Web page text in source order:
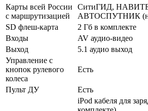
Карты всей России
с маршрутизацией
СитиГИД,
АВТОСПУТНИК
SD флеш-карта
2 Гб в комплекте
Входы
AV аудио-видео
Выход
5.1 аудио выход
Управление с
кнопок рулевого
колеса
Есть
Пульт ДУ Есть
iPod кабеля для